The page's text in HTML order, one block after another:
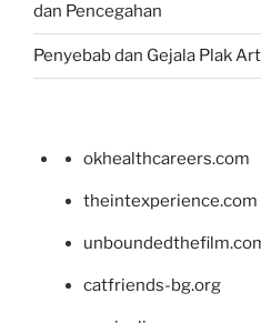
dan Pencegahan
Penyebab dan Gejala Plak
okhealthcareers.com
theintexperience.com
catfriends-bg.org